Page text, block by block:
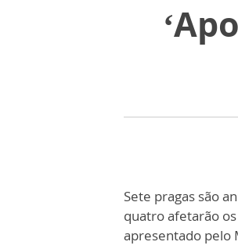
Sete pragas são
quatro afetarão
apresentado pelo